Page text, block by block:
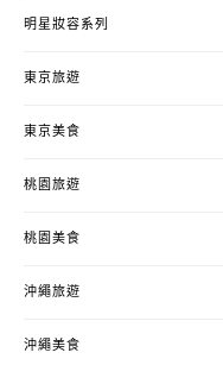
明星妝容系列
東京旅遊
東京美食
桃園旅遊
桃園美食
沖繩旅遊
沖繩美食